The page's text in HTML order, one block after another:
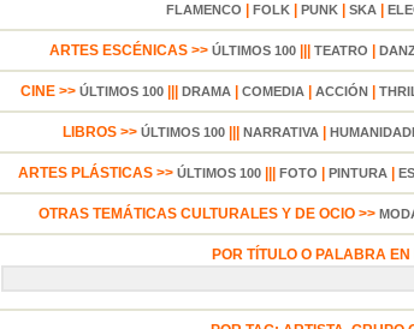
FLAMENCO FOLK| PUNK| SKA|
ARTES ESCÉNICAS >> ÚLTIMOS 100||| TEATRO
CINE >> ÚLTIMOS 100 DRAMA COMEDIA ACCIÓN
LIBROS >> ÚLTIMOS 100 NARRATIVA
ARTES PLÁSTICAS >> ÚLTIMOS 100 FOTO PINTURA
OTRAS TEMÁTICAS CULTURALES Y DE OCIO >>
POR TÍTULO O PALABRA EN